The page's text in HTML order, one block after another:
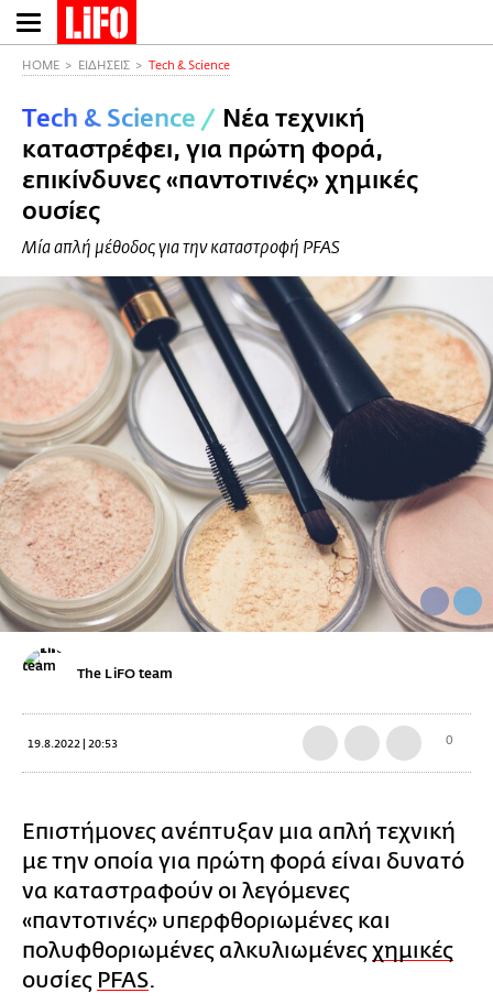
Παράκαμψη
προς
περιεχόμενο
HOME ΕΙΔΗΣΕΙΣ Τech & Science
Τech & Science / Νέα τεχνική
καταστρέφει, για πρώτη φορά,
επικίνδυνες «παντοτινές» χημικές
ουσίες
Μία απλή μέθοδος για την καταστροφή PFAS
The LiFO team
19.8.2022 | 20:53 0
Επιστήμονες ανέπτυξαν μια απλή τεχνική
με την οποία για πρώτη φορά είναι δυνατό
να καταστραφούν οι λεγόμενες
«παντοτινές» υπερφθοριωμένες και
πολυφθοριωμένες αλκυλιωμένεςχημικές
ουσίες PFAS.